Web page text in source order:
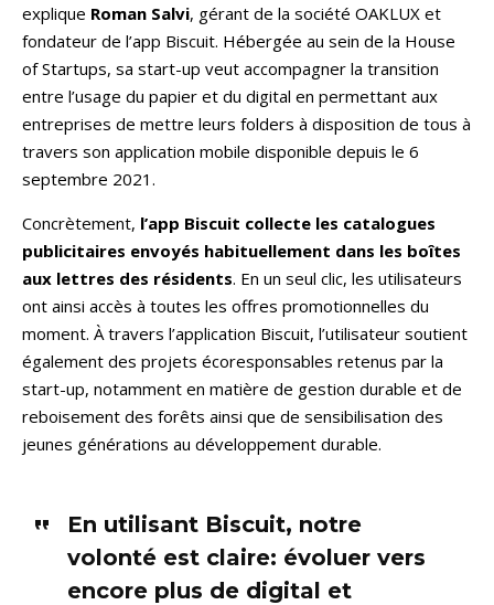
explique Roman Salvi, gérant de la société OAKLUX et
fondateur de l’app Biscuit. Hébergée au sein de la House
of Startups, sa start-up veut accompagner la transition
entre l’usage du papier et du digital en permettant aux
entreprises de mettre leurs folders à disposition de tous à
travers son application mobile disponible depuis le 6
septembre 2021.
Concrètement, l’app Biscuit collecte les catalogues
publicitaires envoyés habituellement dans les boîtes
aux lettres des résidents. En un seul clic, les utilisateurs
ont ainsi accès à toutes les offres promotionnelles du
moment. À travers l’application Biscuit, l’utilisateur soutient
également des projets écoresponsables retenus par la
start-up, notamment en matière de gestion durable et de
reboisement des forêts ainsi que de sensibilisation des
jeunes générations au développement durable.
En utilisant Biscuit, notre
volonté est claire: évoluer vers
encore plus de digital et